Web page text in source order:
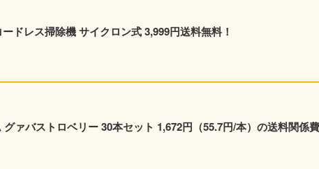
ドレス掃除機 サイクロン式 3,999円送料無料！
グァバストロベリー 30本セット 1,672円（55.7円/本）の送料関係